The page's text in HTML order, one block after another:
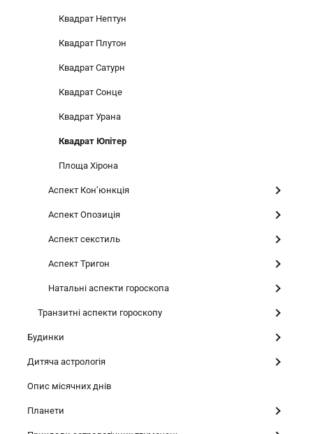
Квадрат Нептун
Квадрат Плутон
Квадрат Сатурн
Квадрат Сонце
Квадрат Урана
Квадрат Юпітер
Площа Хірона
Аспект Конʼюнкція
Аспект Опозиція
Аспект секстиль
Аспект Тригон
Натальні аспекти гороскопа
Транзитні аспекти гороскопу
Будинки
Дитяча астрологія
Опис місячних днів
Планети